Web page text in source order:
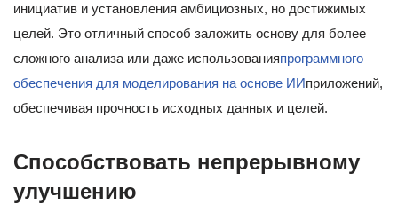
инициатив и установления амбициозных, но достижимых
целей. Это отличный способ заложить основу для более
сложного анализа или даже использованияпрограммного
обеспечения для моделирования на основе ИИприложений,
обеспечивая прочность исходных данных и целей.
Способствовать непрерывному
улучшению